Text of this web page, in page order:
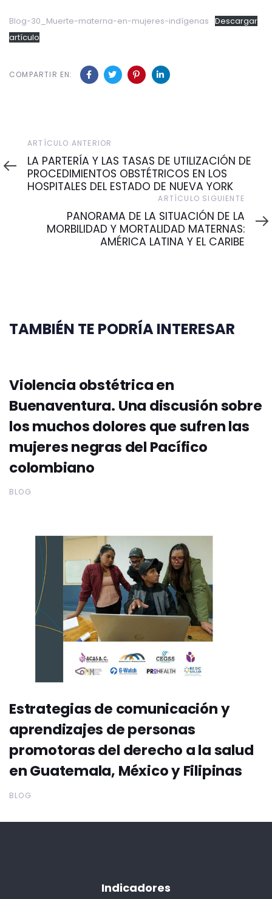
Blog-30_Muerte-materna-en-mujeres-indígenas
Descargar
artículo
COMPARTIR EN:
Artículo
Anterior
ARTÍCULO ANTERIOR
LA PARTERÍA Y LAS TASAS DE UTILIZACIÓN DE
PROCEDIMIENTOS OBSTÉTRICOS EN LOS
HOSPITALES DEL ESTADO DE NUEVA YORK
ARTÍCULO SIGUIENTE
PANORAMA DE LA SITUACIÓN DE LA
MORBILIDAD Y MORTALIDAD MATERNAS:
AMÉRICA LATINA Y EL CARIBE
TAMBIÉN TE PODRÍA INTERESAR
Violencia obstétrica en
Buenaventura. Una discusión sobre
los muchos dolores que sufren las
mujeres negras del Pacífico
colombiano
BLOG
Estrategias de comunicación y
aprendizajes de personas
promotoras del derecho a la salud
en Guatemala, México y Filipinas
BLOG
Indicadores